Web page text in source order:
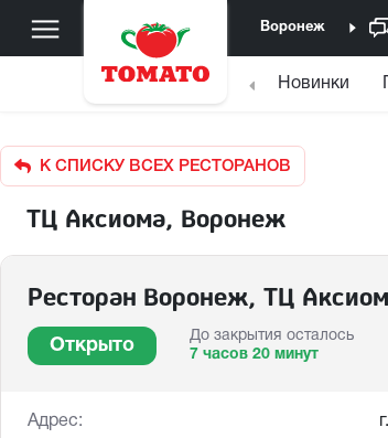
Воронеж
Новинки
К СПИСКУ ВСЕХ РЕСТОРАНОВ
ТЦ Аксиома, Воронеж
Ресторан Воронеж, ТЦ
Открыто
До закрытия осталось
7 часов 20 минут
Адрес: